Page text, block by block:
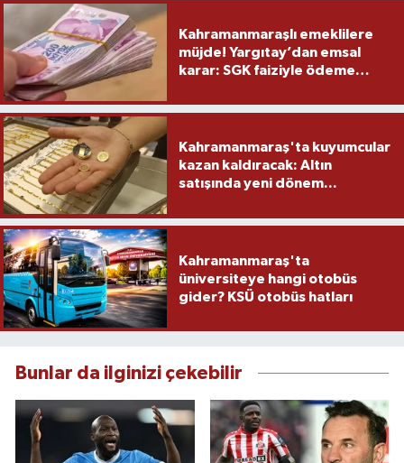
Kahramanmaraşlı emeklilere
müjde! Yargıtay’dan emsal
karar: SGK faiziyle ödeme
Kahramanmaraş'ta kuyumcular
kazan kaldıracak: Altın
satışında yeni dönem...
Kahramanmaraş'ta
üniversiteye hangi otobüs
gider? KSÜ otobüs hatları
Bunlar da ilginizi çekebilir